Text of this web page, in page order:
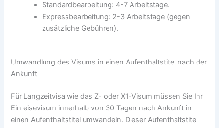
Standardbearbeitung: 4-7 Arbeitstage.
Expressbearbeitung: 2-3 Arbeitstage (gegen
zusätzliche Gebühren).
Umwandlung des Visums in einen Aufenthaltstitel nach der
Ankunft
Für Langzeitvisa wie das Z- oder X1-Visum müssen Sie Ihr
Einreisevisum innerhalb von 30 Tagen nach Ankunft in
einen Aufenthaltstitel umwandeln. Dieser Aufenthaltstitel